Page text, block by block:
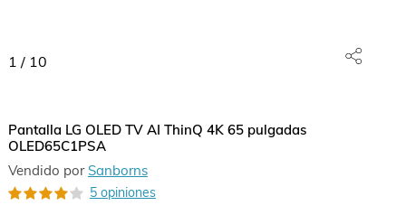
1 / 10
Pantalla LG OLED TV AI ThinQ 4K 65 pulgadas
OLED65C1PSA
Vendido por Sanborns
5 opiniones